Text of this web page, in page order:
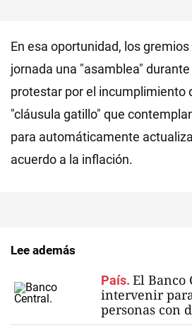
En esa oportunidad, los
jornada una "asamblea"
protestar por el incumplimiento
"cláusula gatillo" que
para automáticamente
acuerdo a la inflación.
Lee además
País. El Banco
intervenir
personas con